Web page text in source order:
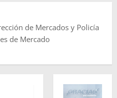
de Mercados y Policía
de Mercado